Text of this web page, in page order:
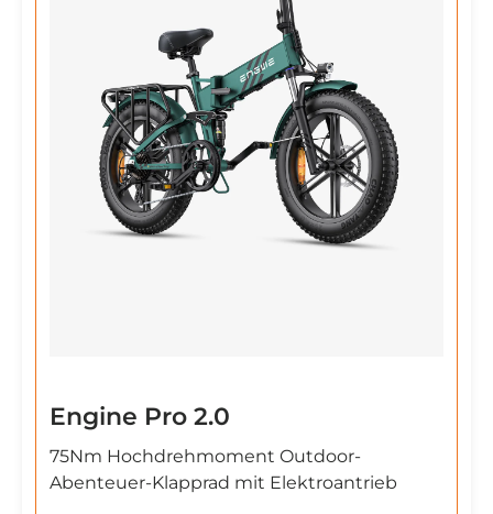
Engine Pro 2.0
75Nm Hochdrehmoment Outdoor-
Abenteuer-Klapprad mit Elektroantrieb